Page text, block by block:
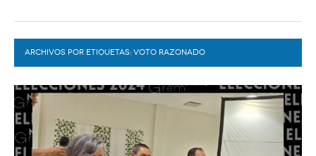
GÓMEZ PALACIO
LERDO
DURANGO
DEPORTES
EL EXACTO
GLOBO
PC29
ACTUALIDADES GREM
ARCHIVOS POR ETIQUETAS: VOTO RAZONADO